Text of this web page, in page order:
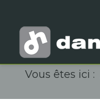
Vous êtes ici :